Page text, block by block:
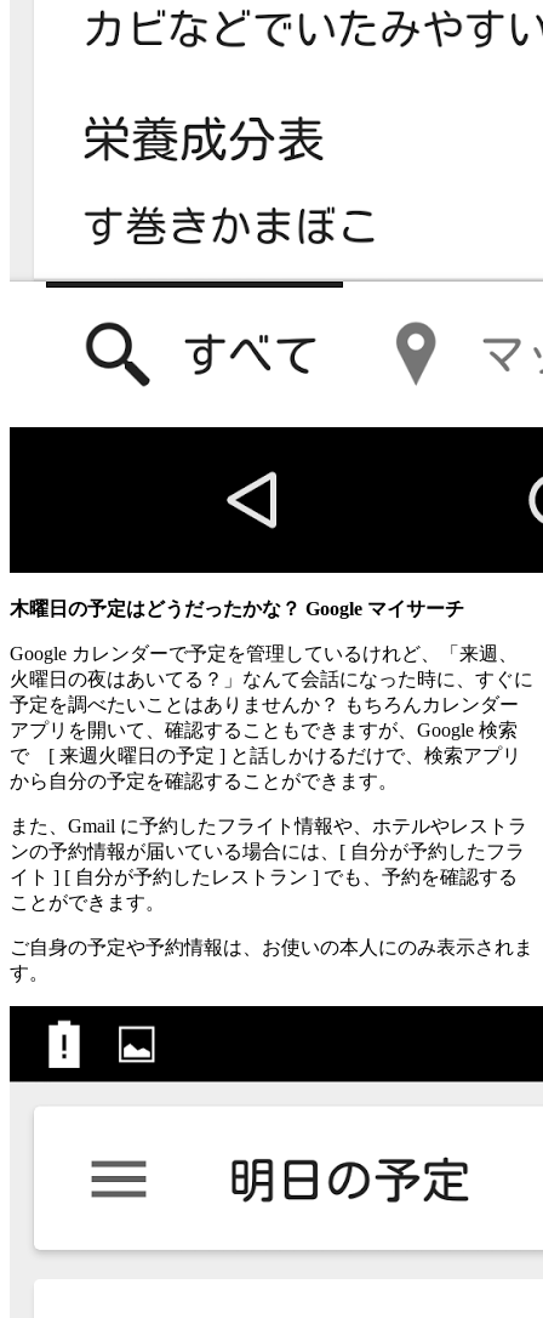
木曜日の予定はどうだったかな？ Google マイサーチ
Google カレンダーで予定を管理しているけれど、「来週、
火曜日の夜はあいてる？」なんて会話になった時に、すぐに
予定を調べたいことはありませんか？ もちろんカレンダー
アプリを開いて、確認することもできますが、Google 検索
で [ 来週火曜日の予定 ] と話しかけるだけで、検索アプリ
から自分の予定を確認することができます。
また、Gmail に予約したフライト情報や、ホテルやレストラ
ンの予約情報が届いている場合には、[ 自分が予約したフラ
イト ] [ 自分が予約したレストラン ] でも、予約を確認する
ことができます。
ご自身の予定や予約情報は、お使いの本人にのみ表示されま
す。